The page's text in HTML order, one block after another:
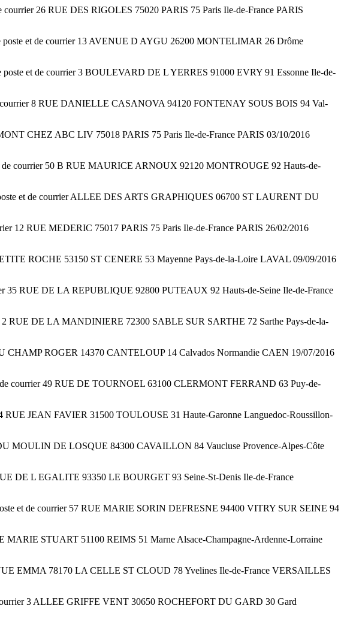
26 RUE DES RIGOLES 75020 PARIS 75 Paris Ile-de-France PARIS
poste et de courrier 13 AVENUE D AYGU 26200 MONTELIMAR 26 Drôme
et de courrier 3 BOULEVARD DE L YERRES 91000 EVRY 91 Essonne Ile-de-
courrier 8 RUE DANIELLE CASANOVA 94120 FONTENAY SOUS BOIS 94 Val-
CHEZ ABC LIV 75018 PARIS 75 Paris Ile-de-France PARIS 03/10/2016
de courrier 50 B RUE MAURICE ARNOUX 92120 MONTROUGE 92 Hauts-de-
et de courrier ALLEE DES ARTS GRAPHIQUES 06700 ST LAURENT DU
12 RUE MEDERIC 75017 PARIS 75 Paris Ile-de-France PARIS 26/02/2016
ROCHE 53150 ST CENERE 53 Mayenne Pays-de-la-Loire LAVAL 09/09/2016
35 RUE DE LA REPUBLIQUE 92800 PUTEAUX 92 Hauts-de-Seine Ile-de-France
2 RUE DE LA MANDINIERE 72300 SABLE SUR SARTHE 72 Sarthe Pays-de-la-
CHAMP ROGER 14370 CANTELOUP 14 Calvados Normandie CAEN 19/07/2016
de courrier 49 RUE DE TOURNOEL 63100 CLERMONT FERRAND 63 Puy-de-
RUE JEAN FAVIER 31500 TOULOUSE 31 Haute-Garonne Languedoc-Roussillon-
MOULIN DE LOSQUE 84300 CAVAILLON 84 Vaucluse Provence-Alpes-Côte
DE L EGALITE 93350 LE BOURGET 93 Seine-St-Denis Ile-de-France
et de courrier 57 RUE MARIE SORIN DEFRESNE 94400 VITRY SUR SEINE 94
MARIE STUART 51100 REIMS 51 Marne Alsace-Champagne-Ardenne-Lorraine
EMMA 78170 LA CELLE ST CLOUD 78 Yvelines Ile-de-France VERSAILLES
3 ALLEE GRIFFE VENT 30650 ROCHEFORT DU GARD 30 Gard